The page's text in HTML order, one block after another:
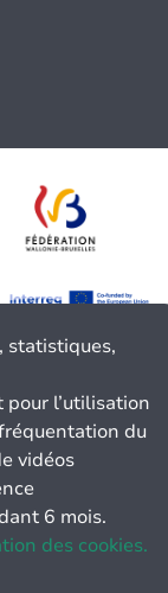
statistiques,
l’utilisation
du
vidéos
6 mois.
des cookies.